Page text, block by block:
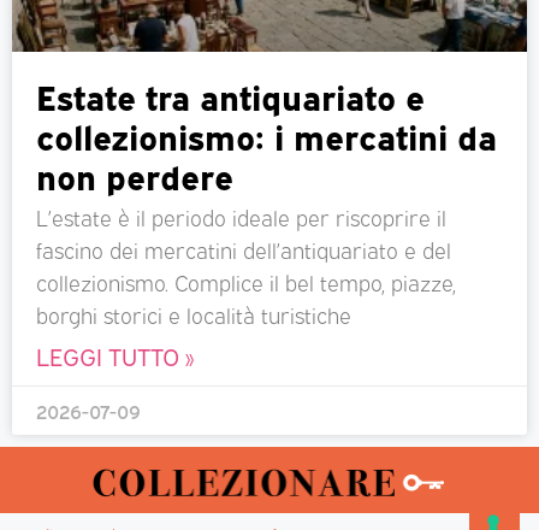
Estate tra antiquariato e
collezionismo: i mercatini da
non perdere
L’estate è il periodo ideale per riscoprire il
fascino dei mercatini dell’antiquariato e del
collezionismo. Complice il bel tempo, piazze,
borghi storici e località turistiche
LEGGI TUTTO »
2026-07-09